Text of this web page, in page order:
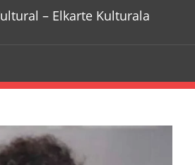
– Elkarte Kulturala